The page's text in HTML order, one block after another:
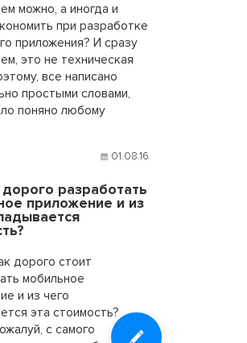
можно, а иногда и
при разработке
приложения? И сразу
это не техническая
все написано
простыми словами,
поняно любому
01.08.16
разработать
приложение и из
дорого стоит
мобильное
и из чего
эта стоимость?
с самого